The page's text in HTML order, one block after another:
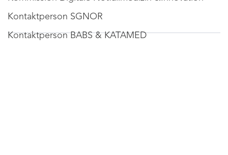
Kontaktperson SGNOR
Kontaktperson BABS & KATAMED